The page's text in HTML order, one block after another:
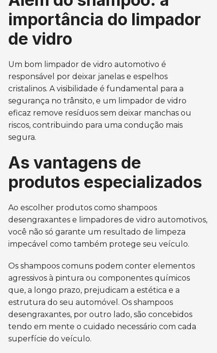
importância do limpador
de vidro
Um bom limpador de vidro automotivo é
responsável por deixar janelas e espelhos
cristalinos. A visibilidade é fundamental para a
segurança no trânsito, e um limpador de vidro
eficaz remove resíduos sem deixar manchas ou
riscos, contribuindo para uma condução mais
segura.
As vantagens de
produtos especializados
Ao escolher produtos como shampoos
desengraxantes e limpadores de vidro automotivos,
você não só garante um resultado de limpeza
impecável como também protege seu veículo.
Os shampoos comuns podem conter elementos
agressivos à pintura ou componentes químicos
que, a longo prazo, prejudicam a estética e a
estrutura do seu automóvel. Os shampoos
desengraxantes, por outro lado, são concebidos
tendo em mente o cuidado necessário com cada
superfície do veículo.